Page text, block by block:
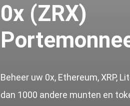
0x (ZRX)
Beheer uw 0x, Ethereum, XRP,
dan 1000 andere munten en